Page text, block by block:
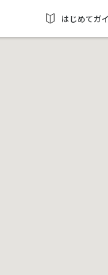
はじめてガ